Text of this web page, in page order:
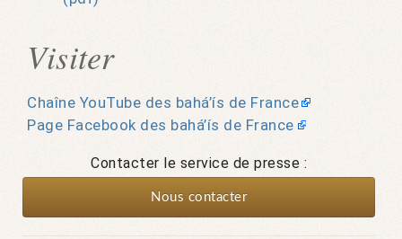
Visiter
Chaîne YouTube des bahá’ís de France
Page Facebook des bahá’ís de France
Contacter le service de presse :
Nous contacter